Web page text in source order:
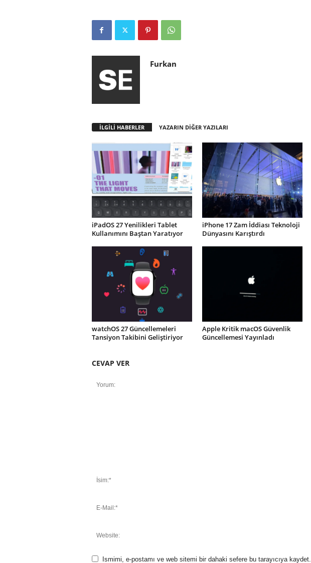
Furkan
İLGİLİ HABERLER YAZARIN DİĞER YAZILARI
iPadOS 27 Yenilikleri Tablet
Kullanımını Baştan Yaratıyor
iPhone 17 Zam İddiası Teknoloji
Dünyasını Karıştırdı
watchOS 27 Güncellemeleri
Tansiyon Takibini Geliştiriyor
Apple Kritik macOS Güvenlik
Güncellemesi Yayınladı
CEVAP VER
Ismimi, e-postamı ve web sitemi bir dahaki sefere bu tarayıcıya kaydet.